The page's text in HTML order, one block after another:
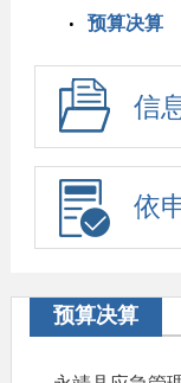
预算决算
信
依
预算决算